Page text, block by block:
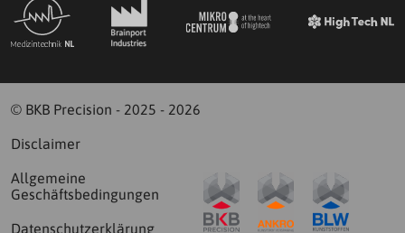
© BKB Precision - 2025 - 2026
Disclaimer
Allgemeine
Geschäftsbedingungen
Datenschutzerklärung